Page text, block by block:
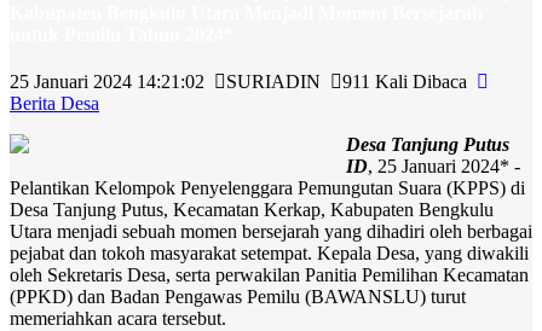
25 Januari 2024 14:21:02 SURIADIN
911 Kali Dibaca
Berita Desa
Desa Tanjung Putus
ID, 25 Januari 2024* -
Pelantikan Kelompok Penyelenggara Pemungutan Suara (KPPS) di
Desa Tanjung Putus, Kecamatan Kerkap, Kabupaten Bengkulu
Utara menjadi sebuah momen bersejarah yang dihadiri oleh berbagai
pejabat dan tokoh masyarakat setempat. Kepala Desa, yang diwakili
oleh Sekretaris Desa, serta perwakilan Panitia Pemilihan Kecamatan
(PPKD) dan Badan Pengawas Pemilu (BAWANSLU) turut
memeriahkan acara tersebut.